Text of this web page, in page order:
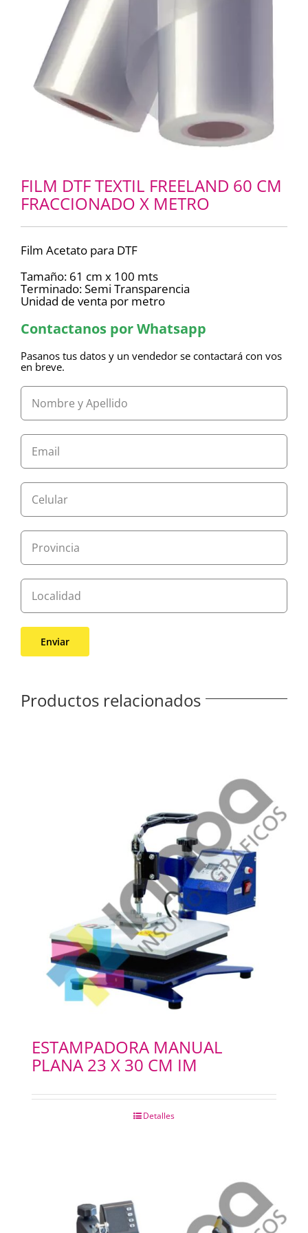
FILM DTF TEXTIL FREELAND 60 CM
FRACCIONADO X METRO
Film Acetato para DTF
Tamaño: 61 cm x 100 mts
Terminado: Semi Transparencia
Unidad de venta por metro
Contactanos por Whatsapp
Pasanos tus datos y un vendedor se contactará con vos
en breve.
Productos relacionados
ESTAMPADORA MANUAL
PLANA 23 X 30 CM IM
Detalles